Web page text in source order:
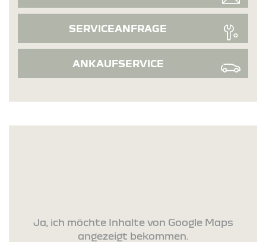
SERVICEANFRAGE
ANKAUFSERVICE
Ja, ich möchte Inhalte von Google Maps
angezeigt bekommen.